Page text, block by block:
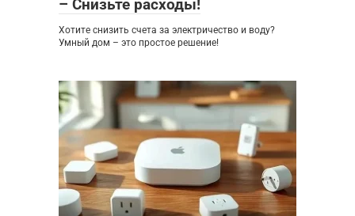
– Снизьте расходы!
Хотите снизить счета за электричество и воду?
Умный дом – это простое решение!